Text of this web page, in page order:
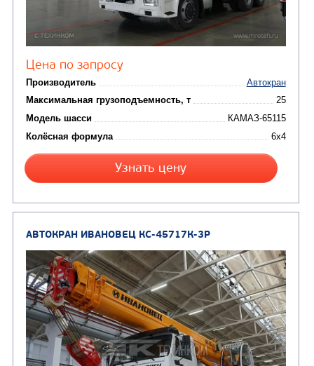
Производитель
Максимальная грузоподъемность, т
Модель шасси
Колёсная формула
Узнать цену
АВТОКРАН ИВАНОВЕЦ КС-45717К-1Р